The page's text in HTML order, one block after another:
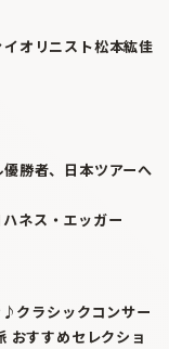
オリニスト松本紘佳
勝者、日本ツアーへ
ネス・エッガー
クラシックコンサー
おすすめセレクショ